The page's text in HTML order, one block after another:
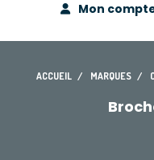
Mon
ACCUEIL MARQUES